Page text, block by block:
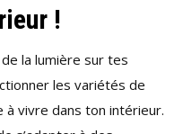
!
la lumière sur tes
les variétés de
à vivre dans ton intérieur.